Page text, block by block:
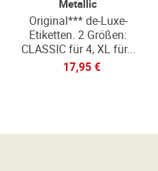
Metallic
Original*** de-Luxe-
Etiketten. 2 Größen:
CLASSIC für 4, XL für...
17,95 €